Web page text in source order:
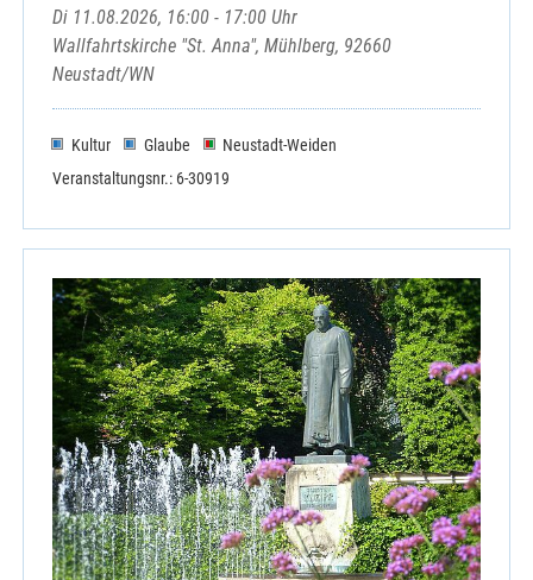
Di 11.08.2026, 16:00 - 17:00 Uhr
Wallfahrtskirche "St. Anna", Mühlberg, 92660
Neustadt/WN
Kultur Glaube
Neustadt-Weiden
Veranstaltungsnr.: 6-30919